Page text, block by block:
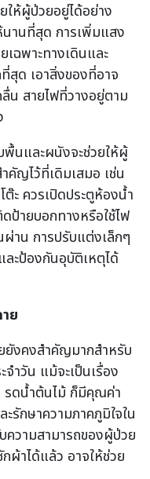
ให้ผู้ป่วยอยู่ได้อย่าง
นานที่สุด การเพิ่มแสง
เฉพาะทางเดินและ
สุด เอาสิ่งของที่อาจ
น สายไฟที่วางอยู่ตาม
พื้นและผนังจะช่วยให้ผู้
คัญไว้ที่เดิมเสมอ เช่น
ต๊ะ ควรเปิดประตูห้องน้ำ
ป้ายบอกทางหรือใช้ไฟ
ผ่าน การปรับแต่งเล็กๆ
ะป้องกันอุบัติเหตุได้
ย
ยังคงสำคัญมากสำหรับ
ำวัน แม้จะเป็นเรื่อง
รดน้ำต้นไม้ ก็มีคุณค่า
รักษาความภาคภูมิใจใน
ความสามารถของผู้ป่วย
ผ้าได้แล้ว อาจให้ช่วย